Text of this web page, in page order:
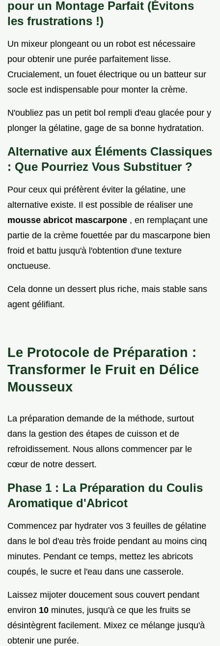
pour un Montage Parfait (Évitons
les frustrations !)
Un mixeur plongeant ou un robot est nécessaire
pour obtenir une purée parfaitement lisse.
Crucialement, un fouet électrique ou un batteur sur
socle est indispensable pour monter la crème.
N'oubliez pas un petit bol rempli d'eau glacée pour y
plonger la gélatine, gage de sa bonne hydratation.
Alternative aux Éléments Classiques
: Que Pourriez Vous Substituer ?
Pour ceux qui préfèrent éviter la gélatine, une
alternative existe. Il est possible de réaliser une
mousse abricot mascarpone , en remplaçant une
partie de la crème fouettée par du mascarpone bien
froid et battu jusqu'à l'obtention d'une texture
onctueuse.
Cela donne un dessert plus riche, mais stable sans
agent gélifiant.
Le Protocole de Préparation :
Transformer le Fruit en Délice
Mousseux
La préparation demande de la méthode, surtout
dans la gestion des étapes de cuisson et de
refroidissement. Nous allons commencer par le
cœur de notre dessert.
Phase 1 : La Préparation du Coulis
Aromatique d'Abricot
Commencez par hydrater vos 3 feuilles de gélatine
dans le bol d'eau très froide pendant au moins cinq
minutes. Pendant ce temps, mettez les abricots
coupés, le sucre et l'eau dans une casserole.
Laissez mijoter doucement sous couvert pendant
environ 10 minutes, jusqu'à ce que les fruits se
désintègrent facilement. Mixez ce mélange jusqu'à
obtenir une purée.